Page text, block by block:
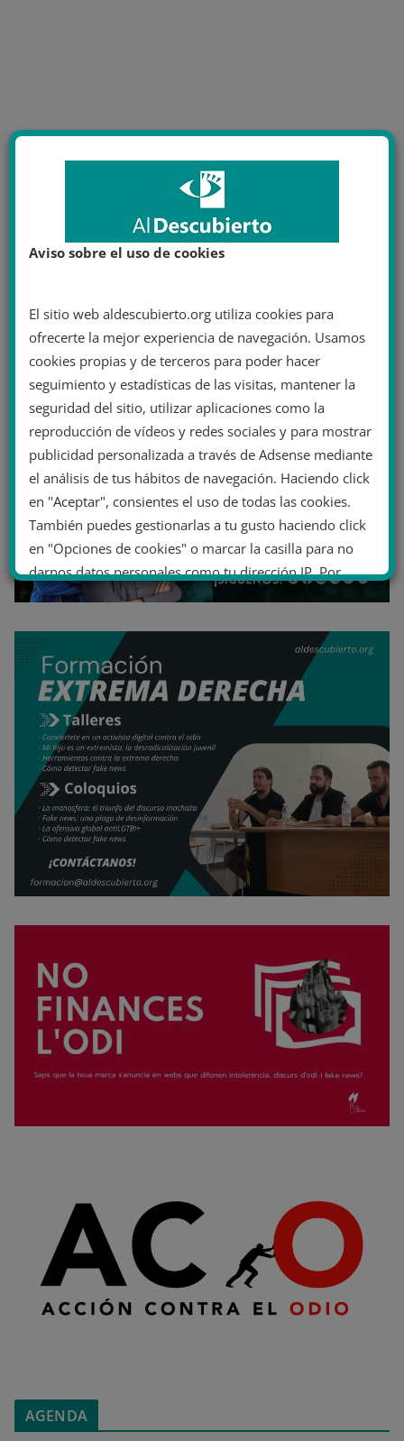
AGENDA
Aviso sobre el uso de cookies
El sitio web aldescubierto.org utiliza cookies para
ofrecerte la mejor experiencia de navegación. Usamos
cookies propias y de terceros para poder hacer
seguimiento y estadísticas de las visitas, mantener la
seguridad del sitio, utilizar aplicaciones como la
reproducción de vídeos y redes sociales y para mostrar
publicidad personalizada a través de Adsense mediante
el análisis de tus hábitos de navegación. Haciendo click
en "Aceptar", consientes el uso de todas las cookies.
También puedes gestionarlas a tu gusto haciendo click
en "Opciones de cookies" o marcar la casilla para no
darnos datos personales como tu dirección IP. Por
último, puedes leer nuestra Política de cookies.
No dar mi información personal
Opciones de cookies Aceptar cookies
Rechazar cookies Política de cookies